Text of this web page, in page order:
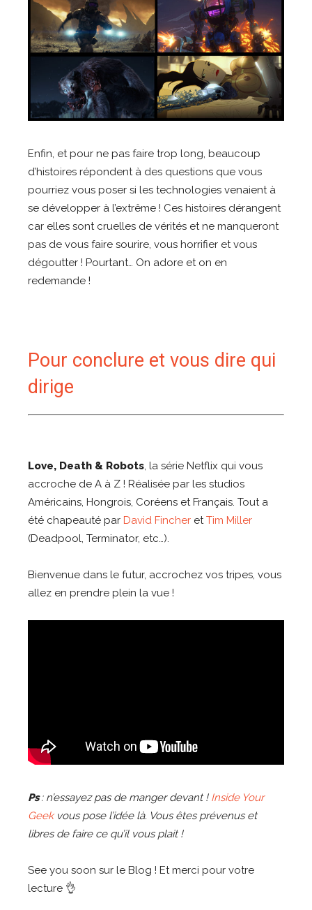
Enfin, et pour ne pas faire trop long, beaucoup
d’histoires répondent à des questions que vous
pourriez vous poser si les technologies venaient à
se développer à l’extrême ! Ces histoires dérangent
car elles sont cruelles de vérités et ne manqueront
pas de vous faire sourire, vous horrifier et vous
dégoutter ! Pourtant… On adore et on en
redemande !
Pour conclure et vous dire qui
dirige
Love, Death & Robots, la série Netflix qui vous
accroche de A à Z ! Réalisée par les studios
Américains, Hongrois, Coréens et Français. Tout a
été chapeauté par David Fincher etTim Miller
(Deadpool, Terminator, etc…).
Bienvenue dans le futur, accrochez vos tripes, vous
allez en prendre plein la vue !
Ps: n’essayez pas de manger devant ! Inside Your
Geekvous pose l’idée là. Vous êtes prévenus et
libres de faire ce qu’il vous plait !
See you soon sur le Blog ! Et merci pour votre
lecture 👌